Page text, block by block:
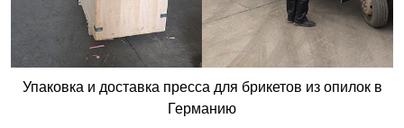
Упаковка и доставка пресса для брикетов из опилок в
Германию